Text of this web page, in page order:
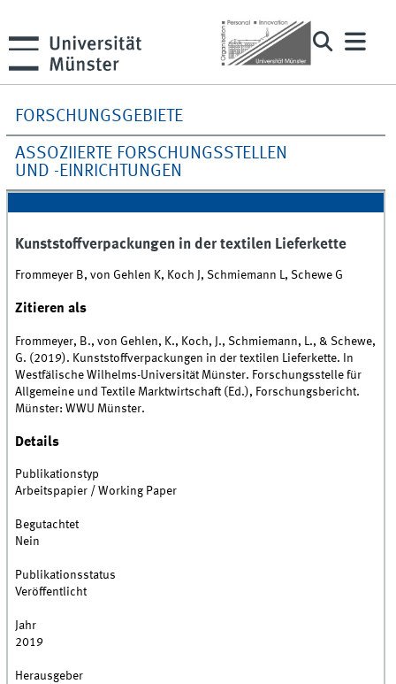
FORSCHUNGSGEBIETE
ASSOZIIERTE FORSCHUNGSSTELLEN
UND -EINRICHTUNGEN
Kunststoffverpackungen in der textilen Lieferkette
Frommeyer B, von Gehlen K, Koch J, Schmiemann L, Schewe G
Zitieren als
Frommeyer, B., von Gehlen, K., Koch, J., Schmiemann, L., & Schewe,
G. (2019). Kunststoffverpackungen in der textilen Lieferkette. In
Westfälische Wilhelms-Universität Münster. Forschungsstelle für
Allgemeine und Textile Marktwirtschaft (Ed.), Forschungsbericht.
Münster: WWU Münster.
Details
Publikationstyp
Arbeitspapier / Working Paper
Begutachtet
Nein
Publikationsstatus
Veröffentlicht
Jahr
2019
Herausgeber